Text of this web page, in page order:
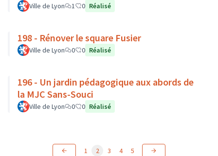
Ville de Lyon 1 0 Réalisé
198 - Rénover le square Fusier
Ville de Lyon 0 0 Réalisé
196 - Un jardin pédagogique aux abords de
la MJC Sans-Souci
Ville de Lyon 0 0 Réalisé
1 2 3 4 5